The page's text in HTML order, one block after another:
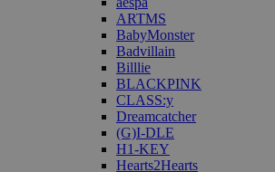
ARTMS
BabyMonster
Badvillain
Billlie
BLACKPINK
CLASS:y
Dreamcatcher
(G)I-DLE
H1-KEY
Hearts2Hearts